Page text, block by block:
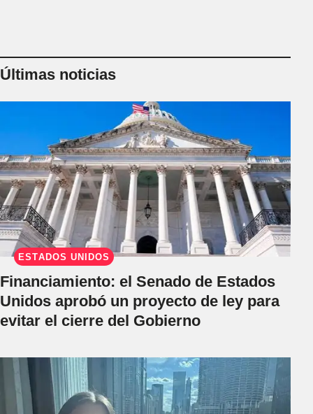
Últimas noticias
ESTADOS UNIDOS
Financiamiento: el Senado de Estados
Unidos aprobó un proyecto de ley para
evitar el cierre del Gobierno